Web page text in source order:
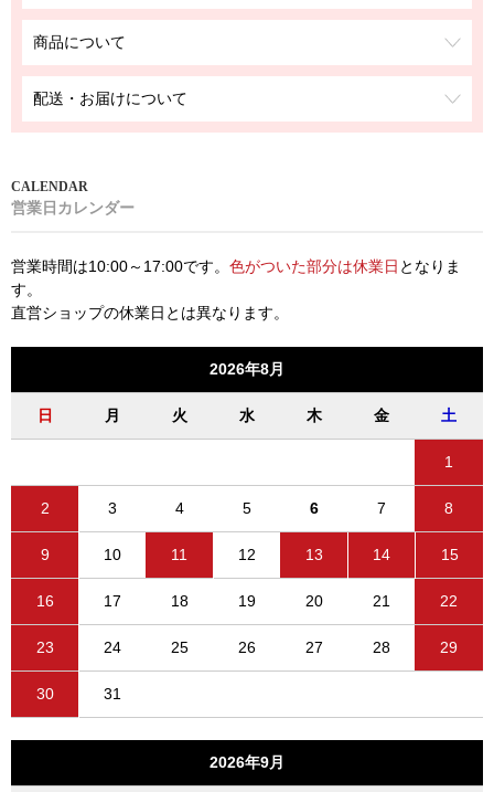
商品について
配送・お届けについて
営業日カレンダー
営業時間は10:00～17:00です。 色がついた部分は休業日 となりま
す。
直営ショップの休業日とは異なります。
2026年8月
日 月 火 水 木 金 土
1
2 3 4 5 6 7 8
9 10 11 12 13 14 15
16 17 18 19 20 21 22
23 24 25 26 27 28 29
30 31
2026年9月